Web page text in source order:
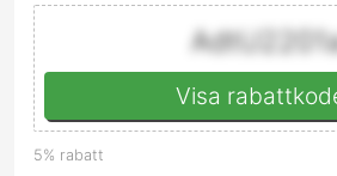
Visa
5% rabatt